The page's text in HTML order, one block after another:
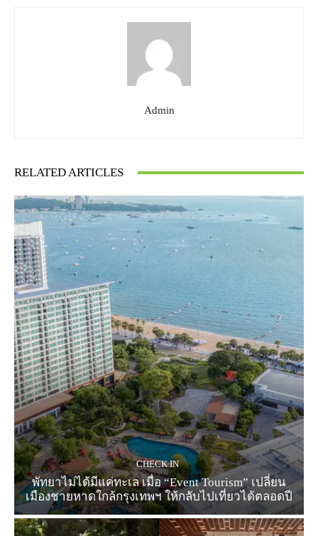
Admin
RELATED ARTICLES
CHECK IN
พัทยาไม่ได้มีแค่ทะเล เมื่อ “Event Tourism” เปลี่ยน
เมืองชายหาดใกล้กรุงเทพฯ ให้กลับไปเที่ยวได้ตลอดปี